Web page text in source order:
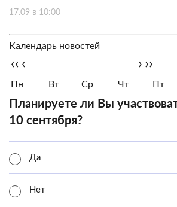
17.09 в 10:00
Календарь новостей
‹‹ ‹ › ››
Пн Вт Ср Чт Пт
Планируете ли Вы
10 сентября?
Да
Нет